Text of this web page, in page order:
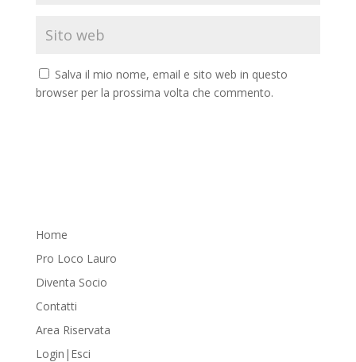
Salva il mio nome, email e sito web in questo
browser per la prossima volta che commento.
Home
Pro Loco Lauro
Diventa Socio
Contatti
Area Riservata
Login|Esci